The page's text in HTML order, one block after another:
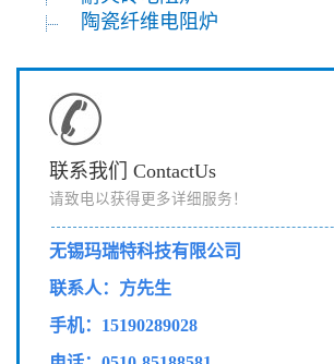
陶瓷纤维电阻炉
联系我们 ContactUs
请致电以获得更多详细服务！
无锡玛瑞特科技有限公司
联系人：方先生
手机：15190289028